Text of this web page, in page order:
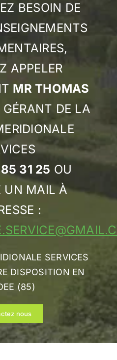
BESOIN DE
APPELER
MR THOMAS
GÉRANT DE LA
31 25 OU
UN MAIL À
:
SERVICES
DISPOSITION EN
(85)
nous